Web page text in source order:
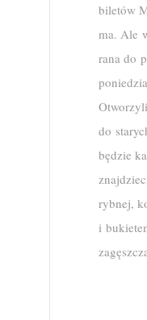
biletów
ma. Ale
rana do
do
będzie
rybnej,
i